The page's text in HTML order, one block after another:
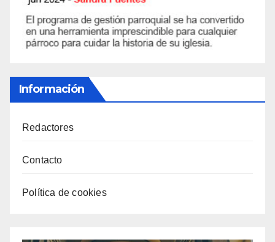
Información
Redactores
Contacto
Política de cookies